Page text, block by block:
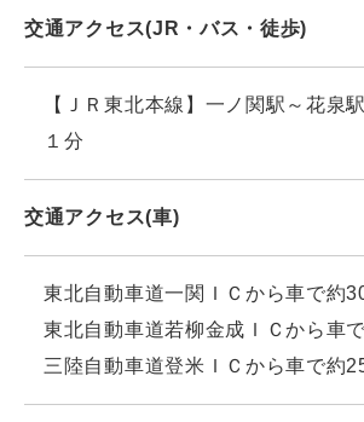
交通アクセス(JR・バス・徒歩)
【ＪＲ東北本線】一ノ関駅～花泉
１分
交通アクセス(車)
東北自動車道一関ＩＣから車で約
東北自動車道若柳金成ＩＣから車
三陸自動車道登米ＩＣから車で約